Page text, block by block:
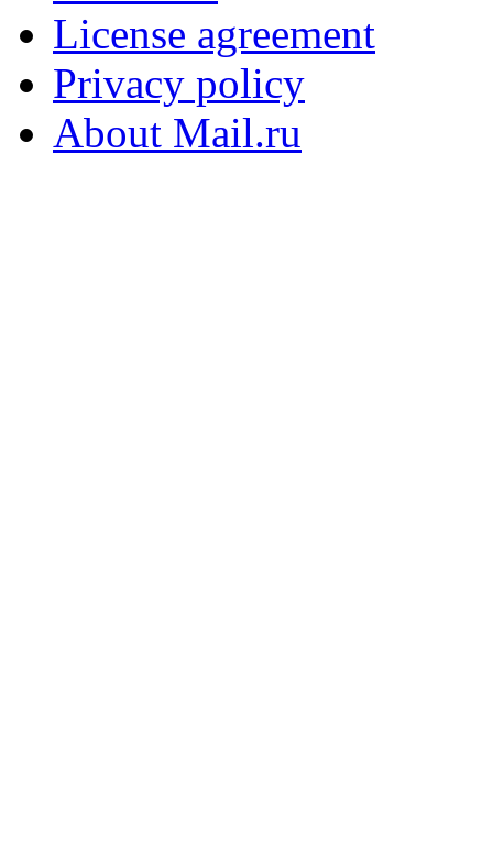
License agreement
Privacy policy
About Mail.ru